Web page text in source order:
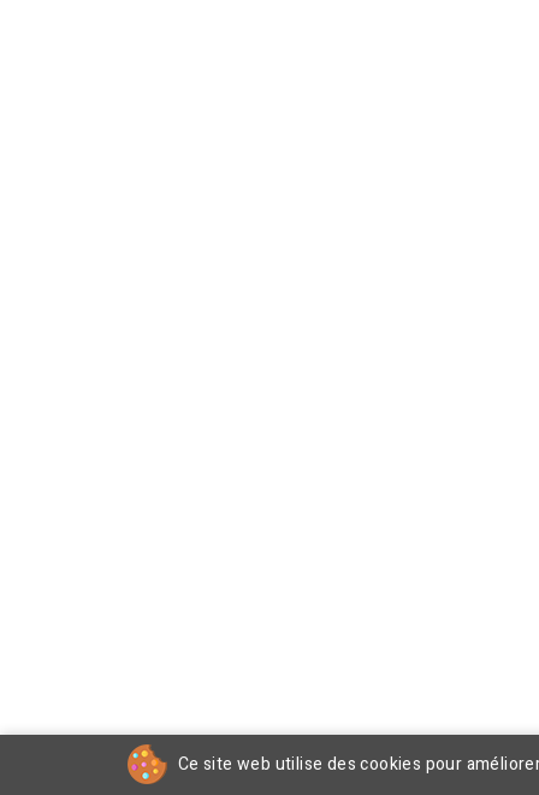
Ce site web utilise des cookies pour